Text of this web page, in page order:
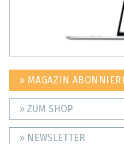
» MAGAZIN
» ZUM SHOP
» NEWSLETTER